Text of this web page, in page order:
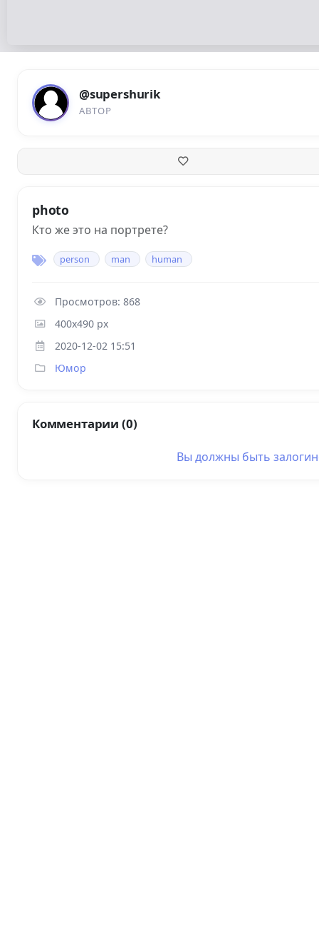
@supershurik
АВТОР
photo
Кто же это на портрете?
person man human
Просмотров: 868
400x490 px
2020-12-02 15:51
Юмор
Комментарии (0)
Вы должны быть